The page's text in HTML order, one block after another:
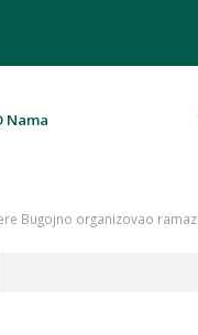
Nama
Bugojno organizovao